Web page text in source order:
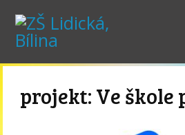
projekt: Ve škole